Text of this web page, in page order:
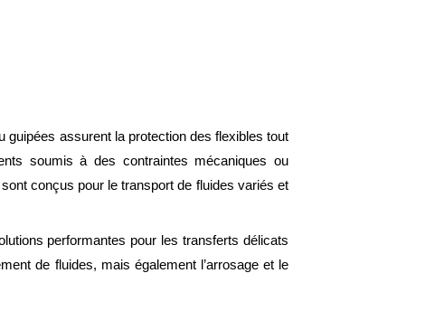
guipées assurent la protection des flexibles tout
soumis à des contraintes mécaniques ou
conçus pour le transport de fluides variés et
performantes pour les transferts délicats
de fluides, mais également l’arrosage et le